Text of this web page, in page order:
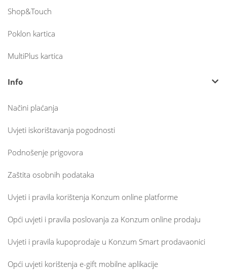
Shop&Touch
Poklon kartica
MultiPlus kartica
Info
Načini plaćanja
Uvjeti iskorištavanja pogodnosti
Podnošenje prigovora
Zaštita osobnih podataka
Uvjeti i pravila korištenja Konzum online platforme
Opći uvjeti i pravila poslovanja za Konzum online prodaju
Uvjeti i pravila kupoprodaje u Konzum Smart prodavaonici
Opći uvjeti korištenja e-gift mobilne aplikacije